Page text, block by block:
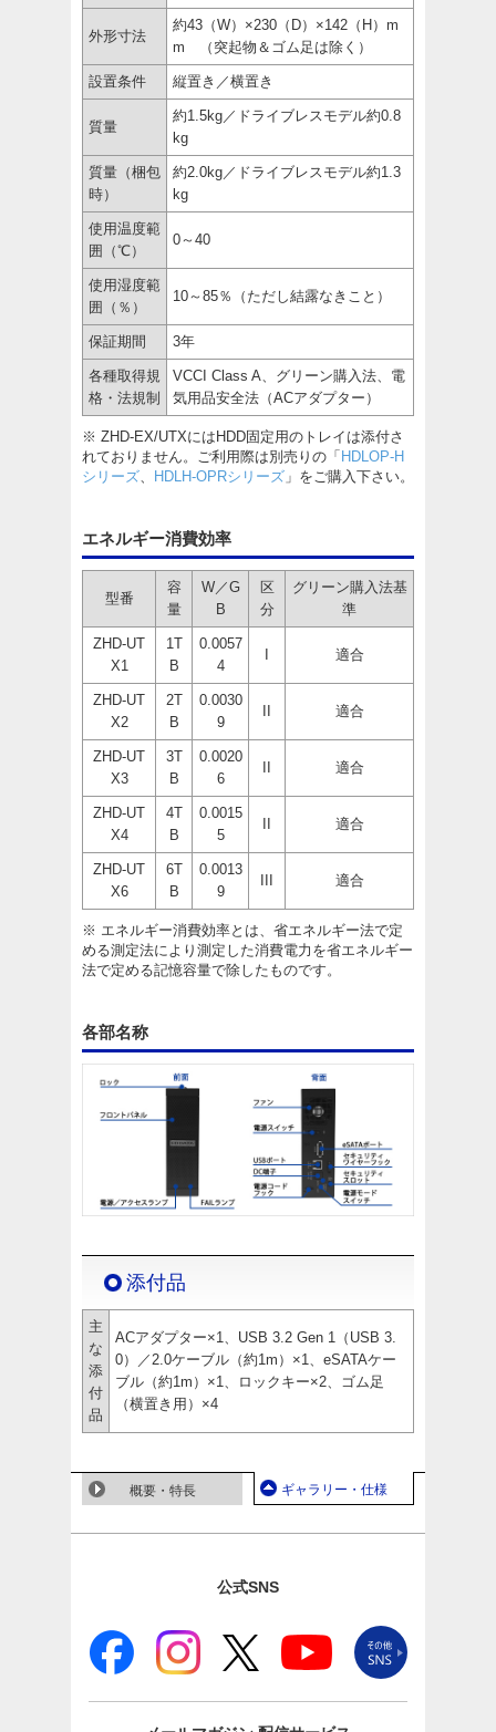
外形寸法
約43（W）×230（D）×142（H）m
m （突起物＆ゴム足は除く）
設置条件 縦置き／横置き
質量
約1.5kg／ドライブレスモデル約0.8
kg
質量（梱包
時）
約2.0kg／ドライブレスモデル約1.3
kg
使用温度範
囲（℃）
0～40
使用湿度範
囲（％）
10～85％（ただし結露なきこと）
保証期間 3年
各種取得規
格・法規制
VCCI Class A、グリーン購入法、電
気用品安全法（ACアダプター）
※ ZHD-EX/UTXにはHDD固定用のトレイは添付さ
れておりません。ご利用際は別売りの「 HDLOP-H
シリーズ
HDLH-OPRシリーズ 」をご購入下さい。
エネルギー消費効率
型番
容
量
W／G
B
区
分
グリーン購入法基
準
ZHD-UT
X1
1T
B
0.0057
4
適合
ZHD-UT
X2
2T
B
0.0030
9
適合
ZHD-UT
X3
3T
B
0.0020
6
適合
ZHD-UT
X4
4T
B
0.0015
5
適合
ZHD-UT
X6
6T
B
0.0013
9
適合
※ エネルギー消費効率とは、省エネルギー法で定
める測定法により測定した消費電力を省エネルギー
法で定める記憶容量で除したものです。
各部名称
添付品
主
な
添
付
品
ACアダプター×1、USB 3.2 Gen 1（USB 3.
0）／2.0ケーブル（約1m）×1、eSATAケー
ブル（約1m）×1、ロックキー×2、ゴム足
（横置き用）×4
概要・特長 ギャラリー・仕様
公式SNS